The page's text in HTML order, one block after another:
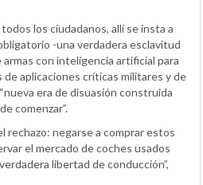
los ciudadanos, allí se insta a
-una verdadera esclavitud
armas con inteligencia artificial para
aplicaciones críticas militares y de
era de disuasión construida
comenzar”.
rechazo: negarse a comprar estos
el mercado de coches usados
libertad de conducción”,